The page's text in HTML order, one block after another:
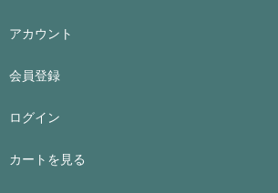
アカウント
会員登録
ログイン
カートを見る